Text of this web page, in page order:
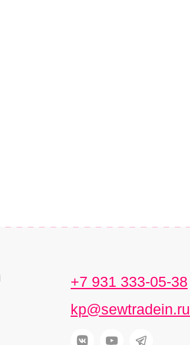
+7 931 333-05-38
kp@sewtradein.ru